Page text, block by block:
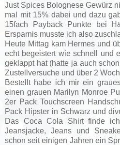
Just Spices Bolognese Gewürz
mal mit 15% dabei und dazu
15fach Payback Punkte bei
Ersparnis musste ich also
Heute Mittag kam Hermes und
echt begeistert wie schnell und
geklappt hat (hatte ja auch
Zustellversuche und über 2
Bestellt habe ich mir ein
einen grauen Marilyn Monroe
2er Pack Touchscreen
Pack Hipster in Schwarz und
Das Coca Cola Shirt finde
Jeansjacke, Jeans und
schon seit einigen Jahren ein